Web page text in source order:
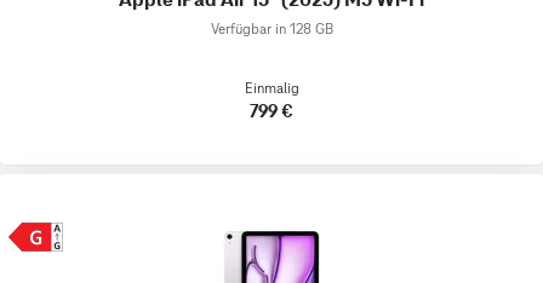
Verfügbar in 128 GB
Einmalig
799 €